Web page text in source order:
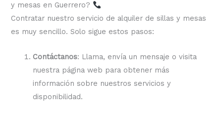
y mesas en Guerrero?
Contratar nuestro servicio de alquiler de sillas y mesas
es muy sencillo. Solo sigue estos pasos:
Contáctanos: Llama, envía un mensaje o visita
nuestra página web para obtener más
información sobre nuestros servicios y
disponibilidad.